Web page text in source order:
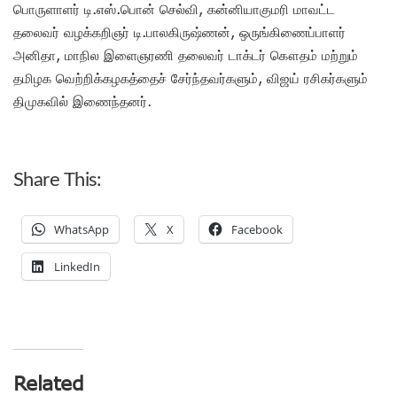
பொருளாளர் டி.எஸ்.பொன் செல்வி, கன்னியாகுமரி மாவட்ட
தலைவர் வழக்கறிஞர் டி.பாலகிருஷ்ணன், ஒருங்கிணைப்பாளர்
அனிதா, மாநில இளைஞரணி தலைவர் டாக்டர் கௌதம் மற்றும்
தமிழக வெற்றிக்கழகத்தைச் சேர்ந்தவர்களும், விஜய் ரசிகர்களும்
திமுகவில் இணைந்தனர்.
Share This:
WhatsApp X Facebook
LinkedIn
Related